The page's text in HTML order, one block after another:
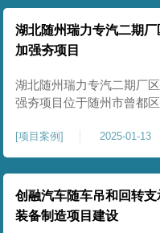
地基加固处理，我司配备
大型强夯机一台，并配备
一幅辅助高能级强夯施工，
85T，直径为2m，高度为
锤一个，柱锤接地面积更
穿透
湖北随州瑞力专汽二期厂
加强夯项目
湖北随州瑞力专汽二期厂
强夯项目位于随州市曾都
要求采用强夯置换工艺进
理，要求经处理深度不小
基承载力不小于180Kpa，
地周边已有建筑物，且本
夯击能较大，夯击次数较多
保场地临近建筑物安全性，
[项目案例] 2025-01-13
创融汽车随车吊和回转
装备制造项目建设